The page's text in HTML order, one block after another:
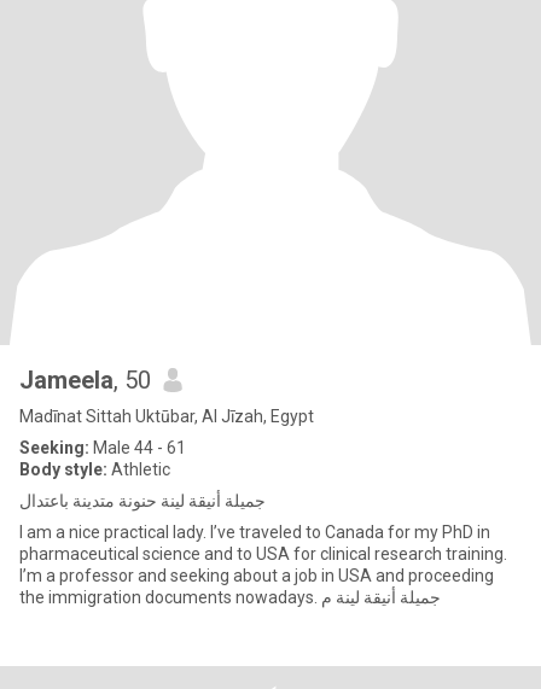
Jameela, 50
Madīnat Sittah Uktūbar, Al Jīzah, Egypt
Seeking: Male 44 - 61
Body style: Athletic
جميلة أنيقة لينة حنونة متدينة باعتدال
I am a nice practical lady. I’ve traveled to Canada for my PhD in
pharmaceutical science and to USA for clinical research training.
I’m a professor and seeking about a job in USA and proceeding
the immigration documents nowadays. جميلة أنيقة لينة م